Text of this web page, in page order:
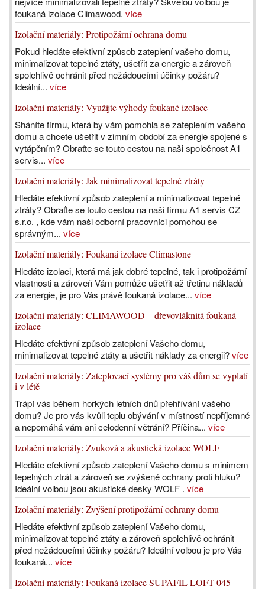
foukaná izolace Climawood. více
Izolační materiály: Protipožární ochrana domu
Pokud hledáte efektivní způsob zateplení vašeho domu,
minimalizovat tepelné ztáty, ušetřit za energie a zároveň
spolehlivě ochránit před nežádoucími účinky požáru?
Ideální... více
Izolační materiály: Využijte výhody foukané izolace
Sháníte firmu, která by vám pomohla se zateplením vašeho
domu a chcete ušetřit v zimním období za energie spojené s
vytápěním? Obraťte se touto cestou na naši společnost A1
servis... více
Izolační materiály: Jak minimalizovat tepelné ztráty
Hledáte efektivní způsob zateplení a minimalizovat tepelné
ztráty? Obraťte se touto cestou na naši firmu A1 servis CZ
s.r.o. , kde vám naši odborní pracovníci pomohou se
správným... více
Izolační materiály: Foukaná izolace Climastone
Hledáte izolaci, která má jak dobré tepelné, tak i protipožární
vlastnosti a zároveň Vám pomůže ušetřit až třetinu nákladů
za energie, je pro Vás právě foukaná izolace... více
Izolační materiály: CLIMAWOOD – dřevovláknitá foukaná
izolace
Hledáte efektivní způsob zateplení Vašeho domu,
minimalizovat tepelné ztáty a ušetřit náklady za energii?více
Izolační materiály: Zateplovací systémy pro váš dům se vyplatí
i v létě
Trápí vás během horkých letních dnů přehřívání vašeho
domu? Je pro vás kvůli teplu obývání v místností nepříjemné
a nepomáhá vám ani celodenní větrání? Příčina... více
Izolační materiály: Zvuková a akustická izolace WOLF
Hledáte efektivní způsob zateplení Vašeho domu s minimem
tepelných ztrát a zároveň se zvýšené ochrany proti hluku?
Ideální volbou jsou akustické desky WOLF . více
Izolační materiály: Zvýšení protipožární ochrany domu
Hledáte efektivní způsob zateplení Vašeho domu,
minimalizovat tepelné ztáty a zároveň spolehlivě ochránit
před nežádoucími účinky požáru? Ideální volbou je pro Vás
foukaná... více
Izolační materiály: Foukaná izolace SUPAFIL LOFT 045